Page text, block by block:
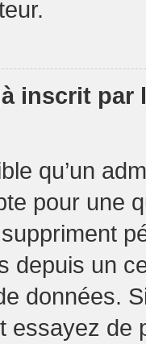
inscrit
qu’un
pour une
depuis un
données.
essayez de